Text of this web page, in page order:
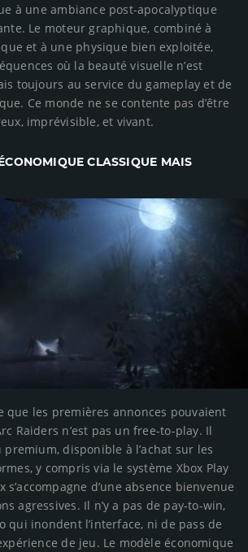
à une ambiance post-apocalyptique
Le moteur graphique, combiné à
et à une physique bien exploitée,
où la beauté visuelle n’est
toujours au service du gameplay et de
Ce monde ne se contente pas d’être
imprévisible, et vivant.
CLASSIQUE MAIS
que les premières annonces pouvaient
Raiders n’est pas un free-to-play. Il
premium, disponible à l’achat sur les
y compris via le système Xbox Play
s’accompagne d’une absence bienvenue
agressives. Il n’y a pas de pay-to-win,
qui inondent l’interface, ni de pass de
de jeu. Le modèle économique